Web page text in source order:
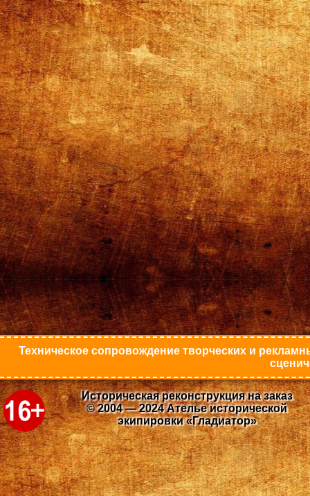
Техническое сопровождение творческих и
Историческая реконструкция на заказ
© 2004 — 2024 Ателье исторической
экипировки «Гладиатор»